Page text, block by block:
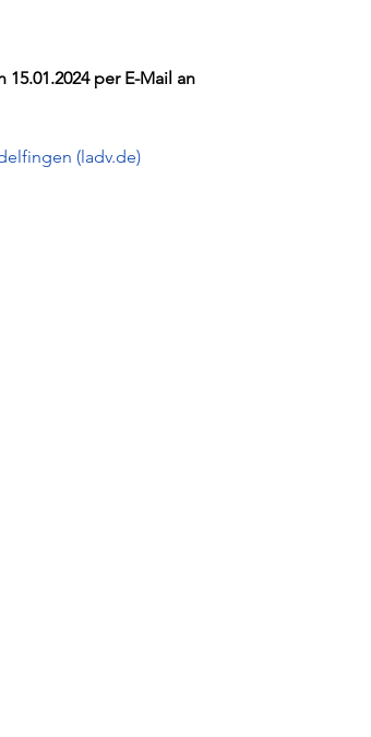
per E-Mail an
(ladv.de)